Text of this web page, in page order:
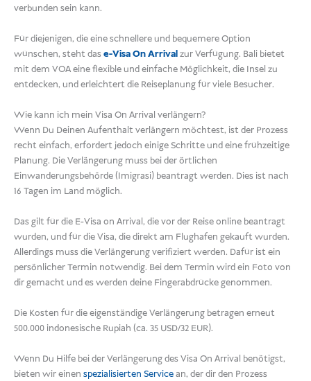
verbunden sein kann.
Für diejenigen, die eine schnellere und bequemere Option
wünschen, steht das e-Visa On Arrivalzur Verfügung. Bali bietet
mit dem VOA eine flexible und einfache Möglichkeit, die Insel zu
entdecken, und erleichtert die Reiseplanung für viele Besucher.
Wie kann ich mein Visa On Arrival verlängern?
Wenn Du Deinen Aufenthalt verlängern möchtest, ist der Prozess
recht einfach, erfordert jedoch einige Schritte und eine frühzeitige
Planung. Die Verlängerung muss bei der örtlichen
Einwanderungsbehörde (Imigrasi) beantragt werden. Dies ist nach
16 Tagen im Land möglich.
Das gilt für die E-Visa on Arrival, die vor der Reise online beantragt
wurden, und für die Visa, die direkt am Flughafen gekauft wurden.
Allerdings muss die Verlängerung verifiziert werden. Dafür ist ein
persönlicher Termin notwendig. Bei dem Termin wird ein Foto von
dir gemacht und es werden deine Fingerabdrücke genommen.
Die Kosten für die eigenständige Verlängerung betragen erneut
500.000 indonesische Rupiah (ca. 35 USD/32 EUR).
Wenn Du Hilfe bei der Verlängerung des Visa On Arrival benötigst,
bieten wir einen spezialisierten Servicean, der dir den Prozess